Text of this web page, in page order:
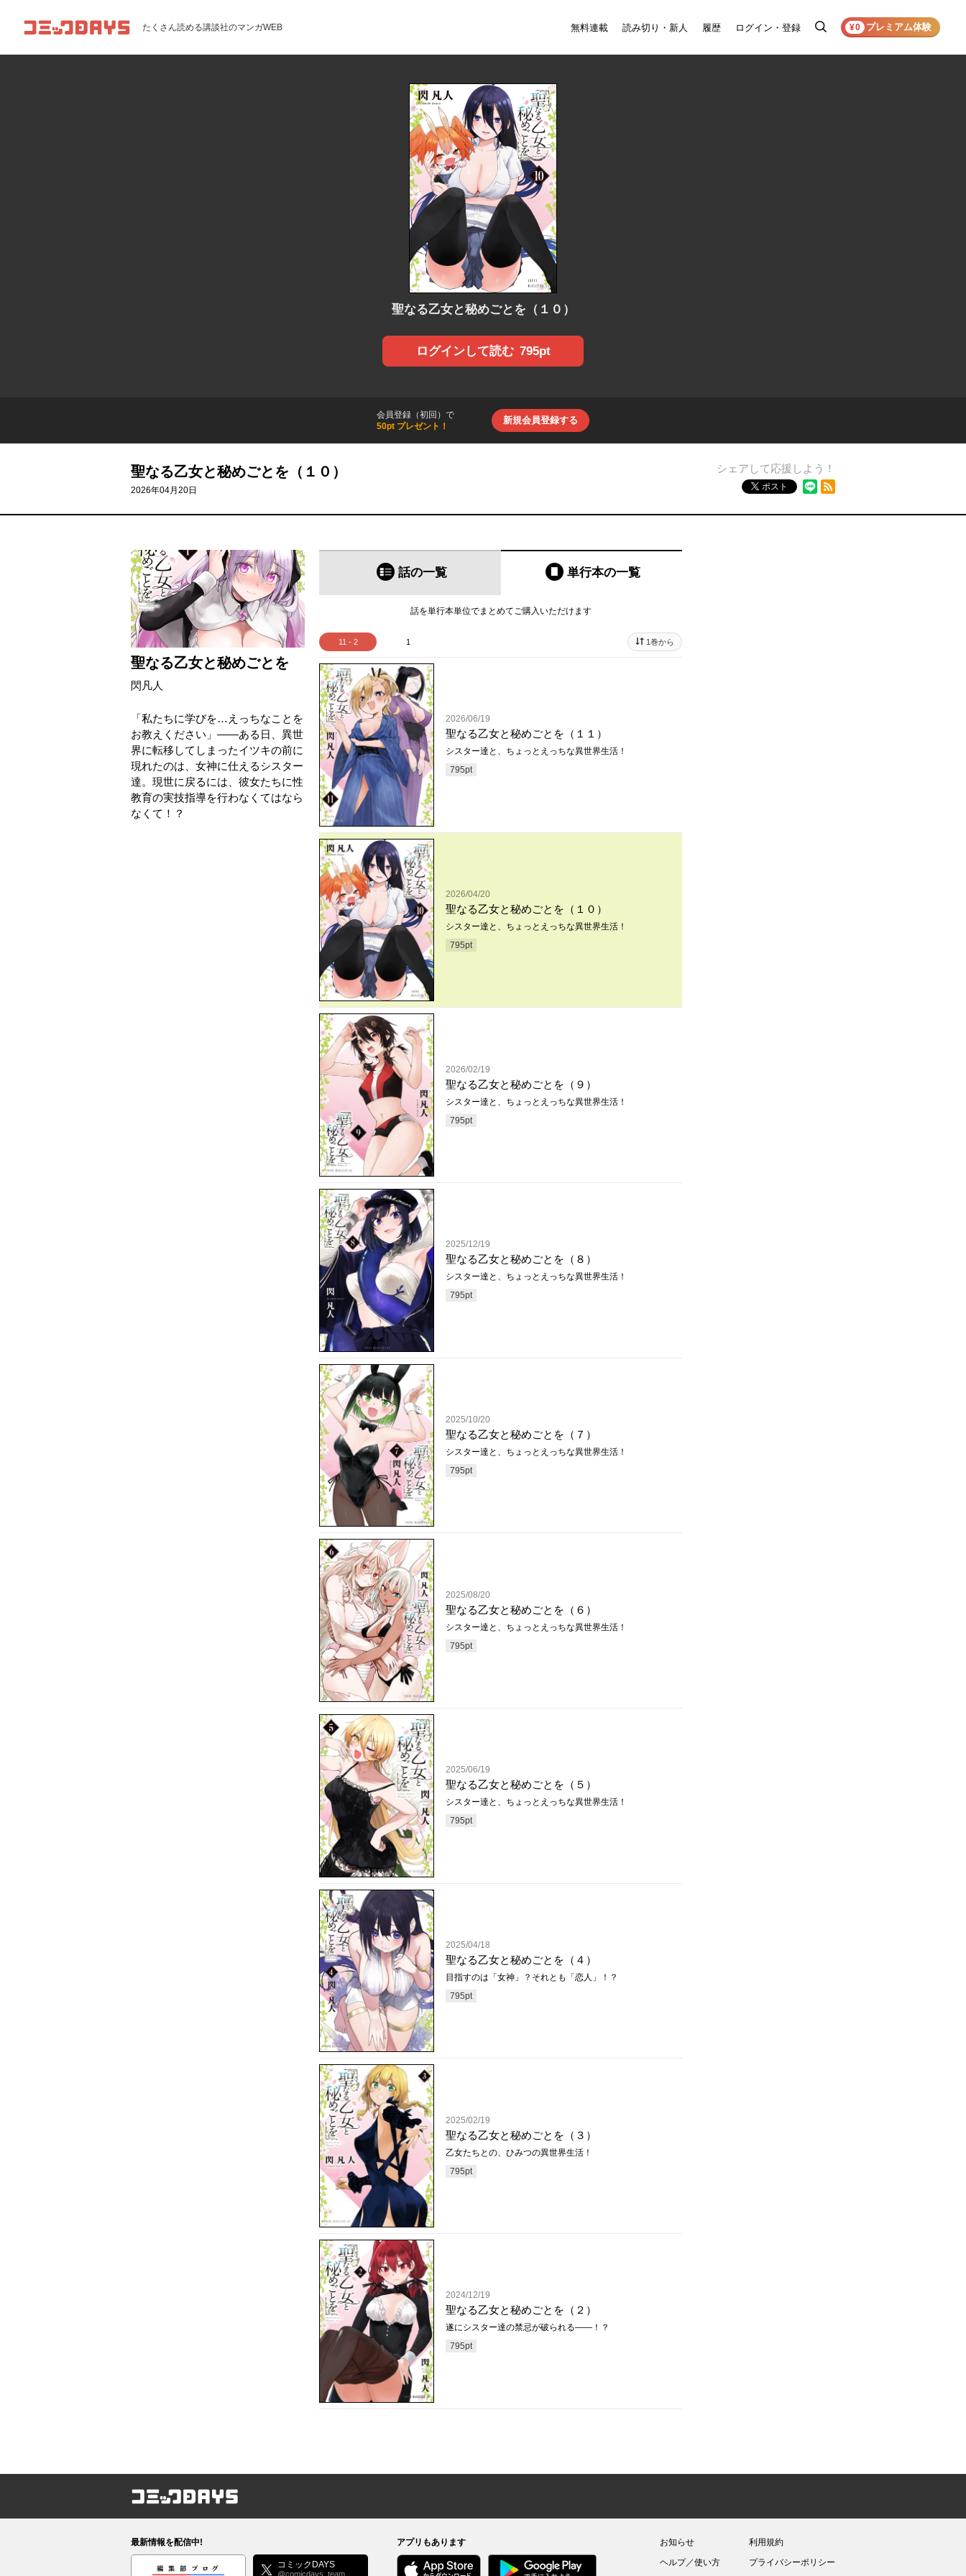
コミックDAYS たくさん読める講談社のマンガWEB 無料連載 読み切り・新人 履歴 ログイン・登録
検
¥0 プレミアム体験
聖なる乙女と秘めごとを（１０）
ログインして読む 795pt
会員登録（初回）で
50pt プレゼント！
新規会員登録する
聖なる乙女と秘めごとを（１０）
2026年04月20日
シェアして応援しよう！
ポスト
聖なる乙女と秘めごとを
閃凡人
「私たちに学びを…えっちなことを
お教えください」——ある日、異世
界に転移してしまったイツキの前に
現れたのは、女神に仕えるシスター
達。現世に戻るには、彼女たちに性
教育の実技指導を行わなくてはなら
なくて！？
話の一覧 単行本の一覧
話を単行本単位でまとめてご購入いただけます
11 - 2 1 1巻から
2026/06/19
聖なる乙女と秘めごとを（１１）
シスター達と、ちょっとえっちな異世界生活！
795pt
2026/04/20
聖なる乙女と秘めごとを（１０）
シスター達と、ちょっとえっちな異世界生活！
795pt
2026/02/19
聖なる乙女と秘めごとを（９）
シスター達と、ちょっとえっちな異世界生活！
795pt
2025/12/19
聖なる乙女と秘めごとを（８）
シスター達と、ちょっとえっちな異世界生活！
795pt
2025/10/20
聖なる乙女と秘めごとを（７）
シスター達と、ちょっとえっちな異世界生活！
795pt
2025/08/20
聖なる乙女と秘めごとを（６）
シスター達と、ちょっとえっちな異世界生活！
795pt
2025/06/19
聖なる乙女と秘めごとを（５）
シスター達と、ちょっとえっちな異世界生活！
795pt
2025/04/18
聖なる乙女と秘めごとを（４）
目指すのは「女神」？それとも「恋人」！？
795pt
2025/02/19
聖なる乙女と秘めごとを（３）
乙女たちとの、ひみつの異世界生活！
795pt
2024/12/19
聖なる乙女と秘めごとを（２）
遂にシスター達の禁忌が破られる——！？
795pt
コミックDAYS
最新情報を配信中!
編集部ブログ コミックDAYS
@comicdays_team
アプリもあります
お知らせ
ヘルプ／使い方
利用規約
プライバシーポリシー